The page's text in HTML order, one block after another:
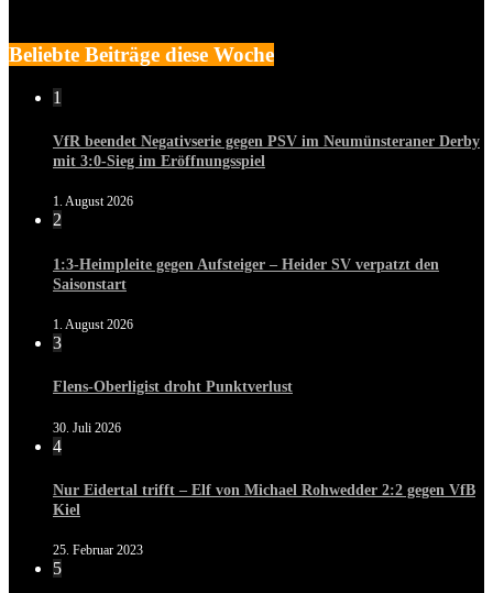
Beliebte Beiträge diese Woche
1
VfR beendet Negativserie gegen PSV im Neumünsteraner Derby
mit 3:0-Sieg im Eröffnungsspiel
1. August 2026
2
1:3-Heimpleite gegen Aufsteiger – Heider SV verpatzt den
Saisonstart
1. August 2026
3
Flens-Oberligist droht Punktverlust
30. Juli 2026
4
Nur Eidertal trifft – Elf von Michael Rohwedder 2:2 gegen VfB
Kiel
25. Februar 2023
5